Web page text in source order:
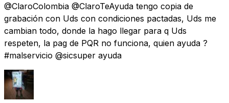
@ClaroColombia @ClaroTeAyuda tengo copia de
grabación con Uds con condiciones pactadas, Uds me
cambian todo, donde la hago llegar para q Uds
respeten, la pag de PQR no funciona, quien ayuda ?
#malservicio @sicsuper ayuda